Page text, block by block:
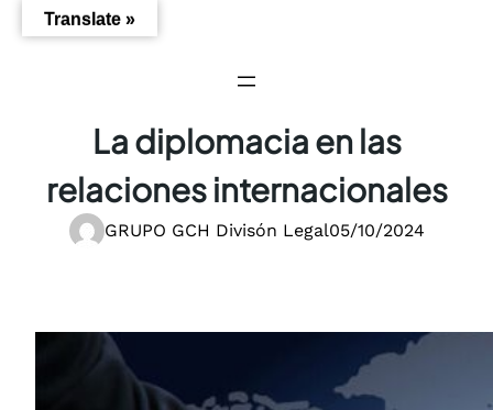
Saltar
La diplomacia en las
relaciones internacionales
GRUPO GCH Divisón Legal05/10/2024
Translate »